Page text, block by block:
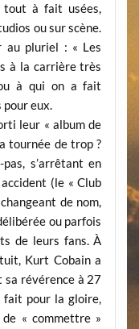
tout à fait usées,
ou sur scène.
au pluriel : « Les
à la carrière très
à qui on a fait
pour eux.
leur « album de
tournée de trop ?
s’arrêtant en
(le « Club
de nom,
ou parfois
de leurs fans. À
Kurt Cobain a
révérence à 27
fait pour la gloire,
« commettre »